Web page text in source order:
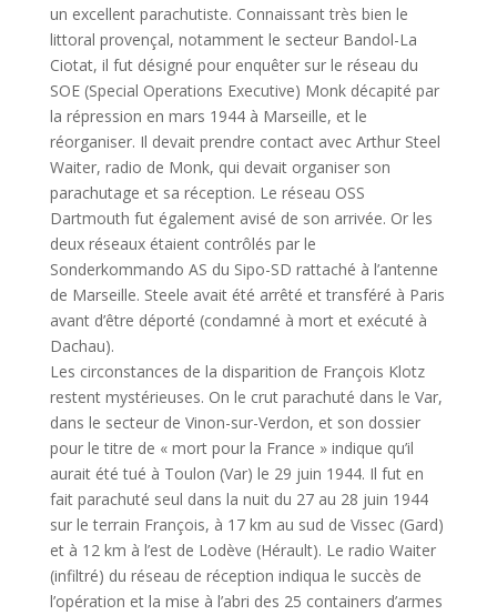
un excellent parachutiste. Connaissant très bien le
littoral provençal, notamment le secteur Bandol-La
Ciotat, il fut désigné pour enquêter sur le réseau du
SOE (Special Operations Executive) Monk décapité par
la répression en mars 1944 à Marseille, et le
réorganiser. Il devait prendre contact avec Arthur Steel
Waiter, radio de Monk, qui devait organiser son
parachutage et sa réception. Le réseau OSS
Dartmouth fut également avisé de son arrivée. Or les
deux réseaux étaient contrôlés par le
Sonderkommando AS du Sipo-SD rattaché à l’antenne
de Marseille. Steele avait été arrêté et transféré à Paris
avant d’être déporté (condamné à mort et exécuté à
Dachau).
Les circonstances de la disparition de François Klotz
restent mystérieuses. On le crut parachuté dans le Var,
dans le secteur de Vinon-sur-Verdon, et son dossier
pour le titre de « mort pour la France » indique qu’il
aurait été tué à Toulon (Var) le 29 juin 1944. Il fut en
fait parachuté seul dans la nuit du 27 au 28 juin 1944
sur le terrain François, à 17 km au sud de Vissec (Gard)
et à 12 km à l’est de Lodève (Hérault). Le radio Waiter
(infiltré) du réseau de réception indiqua le succès de
l’opération et la mise à l’abri des 25 containers d’armes